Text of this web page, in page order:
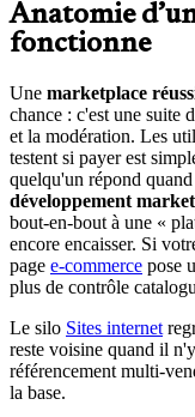
Anatomie
fonctionne
Une marketplace
chance : c'est une suite
et la modération. Les
testent si payer est
quelqu'un répond
développement
bout-en-bout à une «
encore encaisser. Si
page e-commerce pose
plus de contrôle
Le silo Sites internet
reste voisine quand il
référencement multi-
la base.